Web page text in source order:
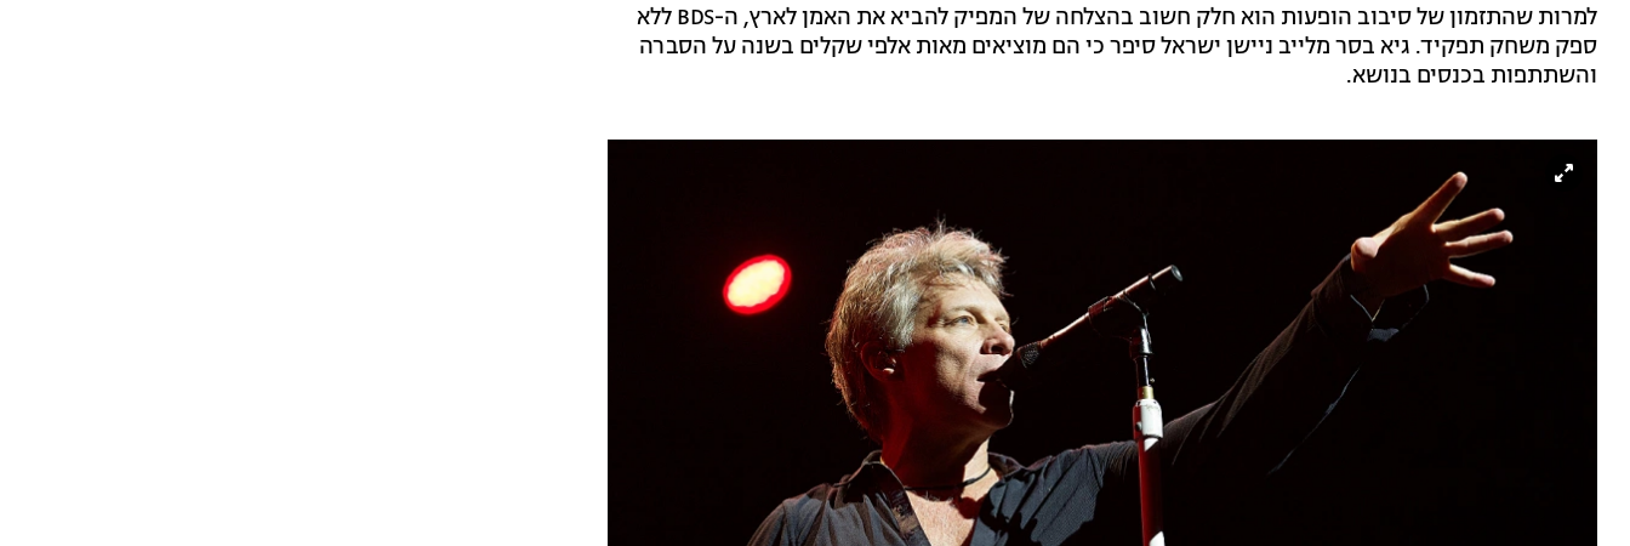
למרות שהתזמון של סיבוב הופעות הוא חלק חשוב בהצלחה של המפיק להביא את האמן לארץ, ה-BDS ללא
ספק משחק תפקיד. גיא בסר מלייב ניישן ישראל סיפר כי הם מוציאים מאות אלפי שקלים בשנה על הסברה
והשתתפות בכנסים בנושא.